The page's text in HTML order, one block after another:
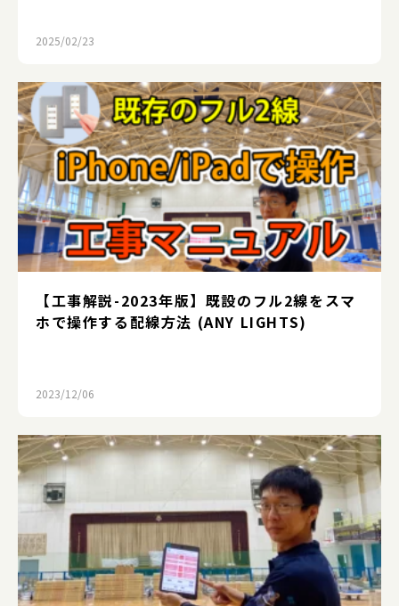
2025/02/23
【工事解説-2023年版】既設のフル2線をスマ
ホで操作する配線方法 (ANY LIGHTS)
2023/12/06